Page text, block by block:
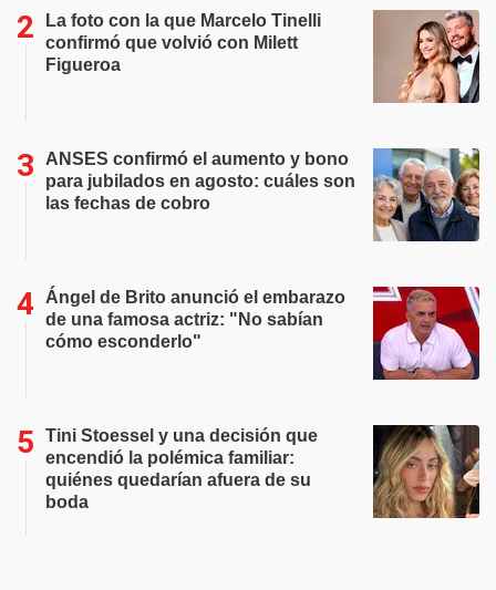
La foto con la que Marcelo Tinelli
confirmó que volvió con Milett
Figueroa
ANSES confirmó el aumento y bono
para jubilados en agosto: cuáles son
las fechas de cobro
Ángel de Brito anunció el embarazo
de una famosa actriz: "No sabían
cómo esconderlo"
Tini Stoessel y una decisión que
encendió la polémica familiar:
quiénes quedarían afuera de su
boda